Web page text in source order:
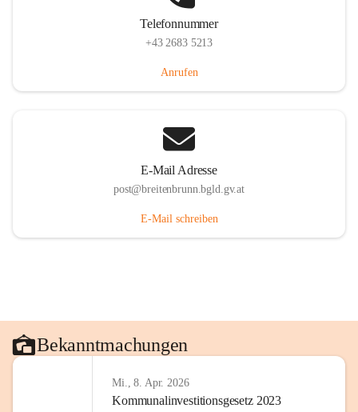
Telefonnummer
+43 2683 5213
Anrufen
E-Mail Adresse
post@breitenbrunn.bgld.gv.at
E-Mail schreiben
Bekanntmachungen
Mi., 8. Apr. 2026
Kommunalinvestitionsgesetz 2023